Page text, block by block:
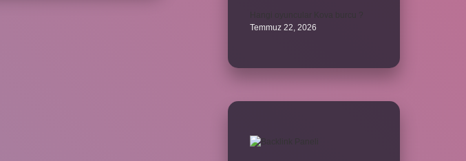
Temmuz 22, 2026